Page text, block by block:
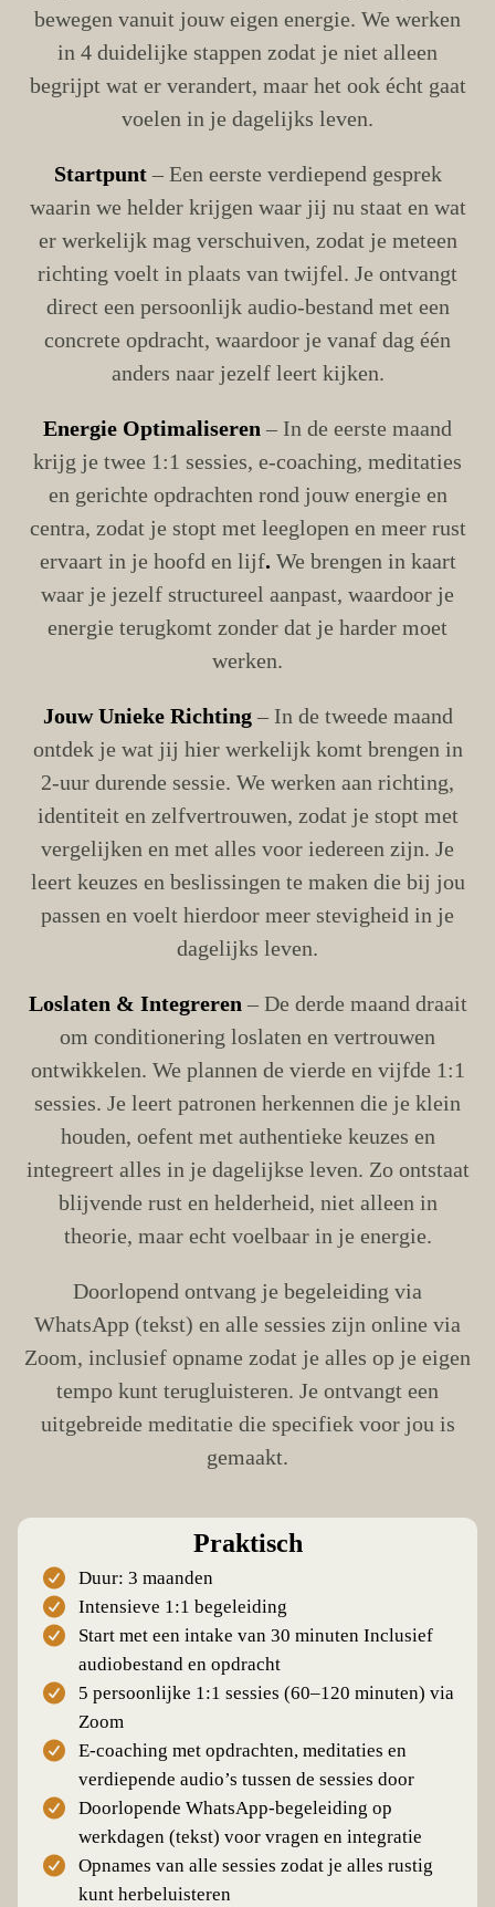
bewegen vanuit jouw eigen energie. We werken
in 4 duidelijke stappen zodat je niet alleen
begrijpt wat er verandert, maar het ook écht gaat
voelen in je dagelijks leven.
Startpunt– Een eerste verdiepend gesprek
waarin we helder krijgen waar jij nu staat en wat
er werkelijk mag verschuiven, zodat je meteen
richting voelt in plaats van twijfel. Je ontvangt
direct een persoonlijk audio-bestand met een
concrete opdracht, waardoor je vanaf dag één
anders naar jezelf leert kijken.
Energie Optimaliseren – In de eerste maand
krijg je twee 1:1 sessies, e-coaching, meditaties
en gerichte opdrachten rond jouw energie en
centra, zodat je stopt met leeglopen en meer rust
ervaart in je hoofd en lijf. We brengen in kaart
waar je jezelf structureel aanpast, waardoor je
energie terugkomt zonder dat je harder moet
werken.
Jouw Unieke Richting– In de tweede maand
ontdek je wat jij hier werkelijk komt brengen in
2-uur durende sessie. We werken aan richting,
identiteit en zelfvertrouwen, zodat je stopt met
vergelijken en met alles voor iedereen zijn. Je
leert keuzes en beslissingen te maken die bij jou
passen en voelt hierdoor meer stevigheid in je
dagelijks leven.
Loslaten & Integreren – De derde maand draait
om conditionering loslaten en vertrouwen
ontwikkelen. We plannen de vierde en vijfde 1:1
sessies. Je leert patronen herkennen die je klein
houden, oefent met authentieke keuzes en
integreert alles in je dagelijkse leven. Zo ontstaat
blijvende rust en helderheid, niet alleen in
theorie, maar echt voelbaar in je energie.
Doorlopend ontvang je begeleiding via
WhatsApp (tekst) en alle sessies zijn online via
Zoom, inclusief opname zodat je alles op je eigen
tempo kunt terugluisteren. Je ontvangt een
uitgebreide meditatie die specifiek voor jou is
gemaakt.
Praktisch
Duur: 3 maanden
Intensieve 1:1 begeleiding
Start met een intake van 30 minuten Inclusief
audiobestand en opdracht
5 persoonlijke 1:1 sessies (60–120 minuten) via
Zoom
E-coaching met opdrachten, meditaties en
verdiepende audio’s tussen de sessies door
Doorlopende WhatsApp-begeleiding op
werkdagen (tekst) voor vragen en integratie
Opnames van alle sessies zodat je alles rustig
kunt herbeluisteren